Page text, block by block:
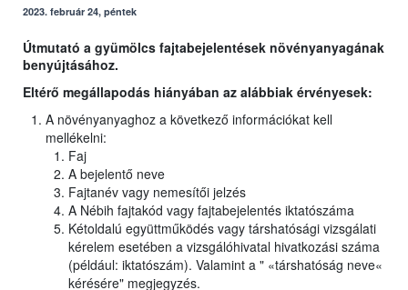
2023. február 24, péntek
Útmutató a gyümölcs fajtabejelentések növényanyagának
benyújtásához.
Eltérő megállapodás hiányában az alábbiak érvényesek:
A növényanyaghoz a következő információkat kell
mellékelni:
Faj
A bejelentő neve
Fajtanév vagy nemesítői jelzés
A Nébih fajtakód vagy fajtabejelentés iktatószáma
Kétoldalú együttműködés vagy társhatósági vizsgálati
kérelem esetében a vizsgálóhivatal hivatkozási száma
(például: iktatószám). Valamint a " «társhatóság neve«
kérésére" megjegyzés.